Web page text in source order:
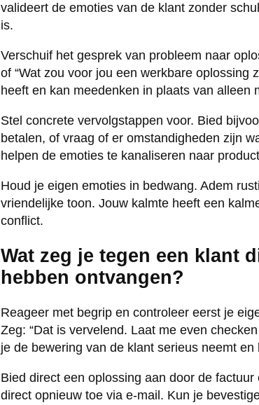
valideert de emoties van de klant zonder
is.
Verschuif het gesprek van probleem naar
of “Wat zou voor jou een werkbare oplossing
heeft en kan meedenken in plaats van alleen
Stel concrete vervolgstappen voor. Bied
betalen, of vraag of er omstandigheden zijn
helpen de emoties te kanaliseren naar
Houd je eigen emoties in bedwang. Adem
vriendelijke toon. Jouw kalmte heeft een
conflict.
Wat zeg je tegen een klant
hebben ontvangen?
Reageer met begrip en controleer eerst je
Zeg: “Dat is vervelend. Laat me even
je de bewering van de klant serieus neemt
Bied direct een oplossing aan door de
direct opnieuw toe via e-mail. Kun je